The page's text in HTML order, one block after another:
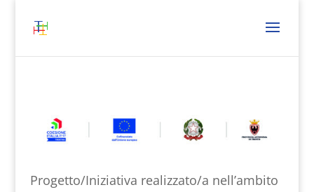
Progetto/Iniziativa realizzato/a nell’ambito